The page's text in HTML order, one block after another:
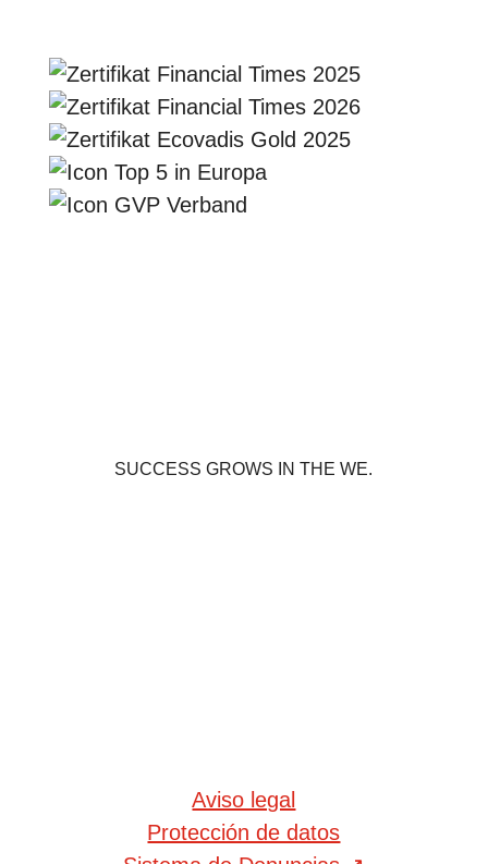
SUCCESS GROWS IN THE WE.
Aviso legal
Protección de datos